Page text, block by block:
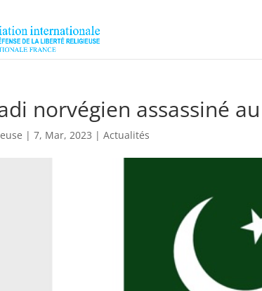
norvégien assassiné
|7, Mar, 2023 |Actualités